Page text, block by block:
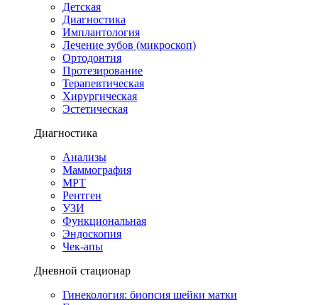
Детская
Диагностика
Имплантология
Лечение зубов (микроскоп)
Ортодонтия
Протезирование
Терапевтическая
Хирургическая
Эстетическая
Диагностика
Анализы
Маммография
МРТ
Рентген
УЗИ
Функциональная
Эндоскопия
Чек-апы
Дневной стационар
Гинекология: биопсия шейки матки